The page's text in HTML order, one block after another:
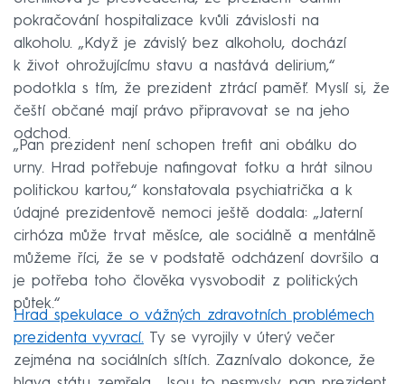
pokračování hospitalizace kvůli závislosti na
alkoholu. „Když je závislý bez alkoholu, dochází
k život ohrožujícímu stavu a nastává delirium,“
podotkla s tím, že prezident ztrácí paměť. Myslí si, že
čeští občané mají právo připravovat se na jeho
odchod.
„Pan prezident není schopen trefit ani obálku do
urny. Hrad potřebuje nafingovat fotku a hrát silnou
politickou kartou,“ konstatovala psychiatrička a k
údajné prezidentově nemoci ještě dodala: „Jaterní
cirhóza může trvat měsíce, ale sociálně a mentálně
můžeme říci, že se v podstatě odcházení dovršilo a
je potřeba toho člověka vysvobodit z politických
půtek.“
Hrad spekulace o vážných zdravotních problémech
prezidenta vyvrací. Ty se vyrojily v úterý večer
zejména na sociálních sítích. Zaznívalo dokonce, že